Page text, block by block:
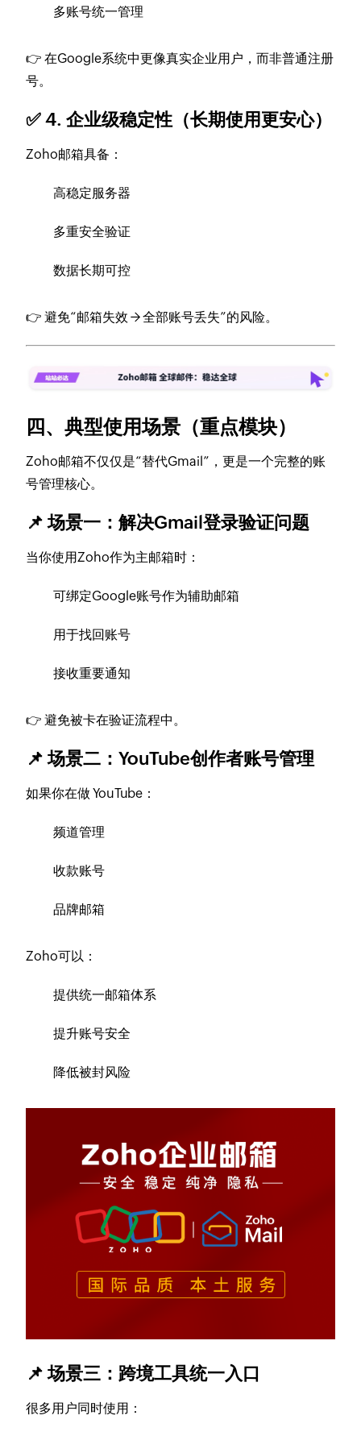
多账号统一管理
👉 在Google系统中更像真实企业用户，而非普通注册
号。
✅ 4. 企业级稳定性（长期使用更安心）
Zoho邮箱具备：
高稳定服务器
多重安全验证
数据长期可控
👉 避免“邮箱失效 → 全部账号丢失”的风险。
四、典型使用场景（重点模块）
Zoho邮箱不仅仅是“替代Gmail”，更是一个完整的账
号管理核心。
📌 场景一：解决Gmail登录验证问题
当你使用Zoho作为主邮箱时：
可绑定Google账号作为辅助邮箱
用于找回账号
接收重要通知
👉 避免被卡在验证流程中。
📌 场景二：YouTube创作者账号管理
如果你在做 YouTube：
频道管理
收款账号
品牌邮箱
Zoho可以：
提供统一邮箱体系
提升账号安全
降低被封风险
📌 场景三：跨境工具统一入口
很多用户同时使用：